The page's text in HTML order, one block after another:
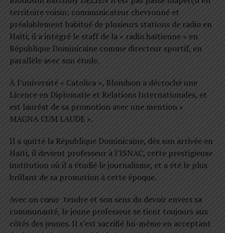
territoire voisin: communicateur chevronné et
préalablement habitué de plusieurs stations de radio en
Haïti, il a intégré le staff de la « radio haïtienne » en
République Dominicaine comme directeur sportif, en
parallèle avec son étude.
À l’université « Catolica », Blondson a décroché une
Licence en Diplomatie et Relations Internationales, et
est lauréat de sa promotion avec une mention «
MAGNA CUM LAUDE ».
Il a quitté la République Dominicaine, dès son arrivée en
Haïti, il devient professeur à l’ISNAC, cette prestigieuse
institution où il a étudié le journalisme, et a été le plus
brillant de sa promotion à cette époque.
Avec un cœur tendre et son sens du devoir envers sa
communauté, le jeune professeur se tient toujours aux
côtés des jeunes. Il s’est sacrifié lui-même en acceptant